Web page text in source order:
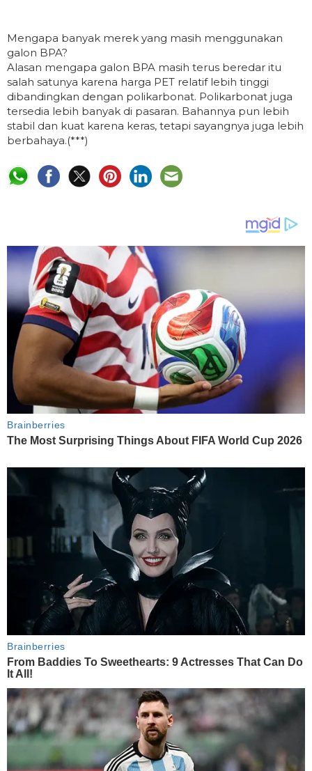
Mengapa banyak merek yang masih menggunakan
galon BPA?
Alasan mengapa galon BPA masih terus beredar itu
salah satunya karena harga PET relatif lebih tinggi
dibandingkan dengan polikarbonat. Polikarbonat juga
tersedia lebih banyak di pasaran. Bahannya pun lebih
stabil dan kuat karena keras, tetapi sayangnya juga lebih
berbahaya.(***)